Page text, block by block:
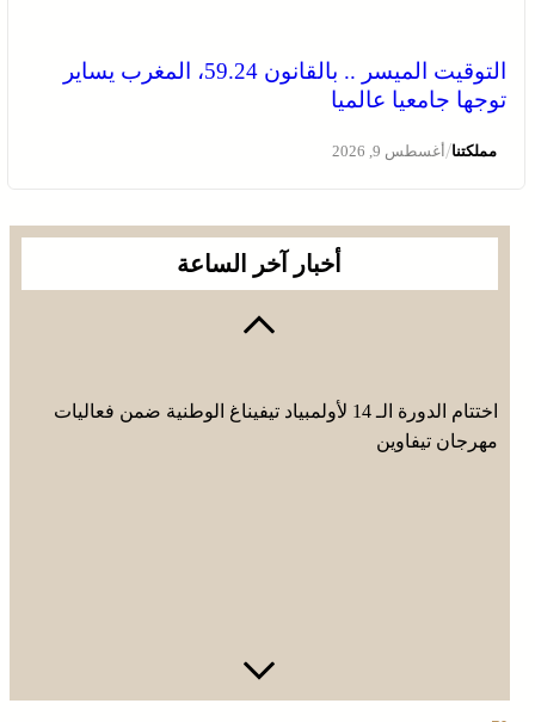
التوقيت الميسر .. بالقانون 59.24، المغرب يساير
توجها جامعيا عالميا
مملكتنا/أغسطس 9, 2026
أخبار آخر الساعة
اختتام الدورة الـ 14 لأولمبياد تيفيناغ الوطنية ضمن فعاليات
مهرجان تيفاوين